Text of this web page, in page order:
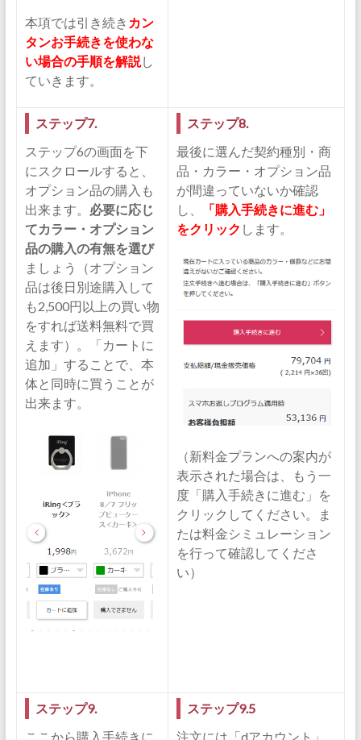
本項では引き続き カン
タンお手続きを使わな
い場合の手順を解説し
ていきます。
ステップ7.
ステップ6の画面を下
にスクロールすると、
オプション品の購入も
出来ます。 必要に応じ
てカラー・オプション
品の購入の有無を選び
ましょう（オプション
品は後日別途購入して
も2,500円以上の買い物
をすれば送料無料で買
えます）。「カートに
追加」することで、本
体と同時に買うことが
出来ます。
ステップ8.
最後に選んだ契約種別・商
品・カラー・オプション品
が間違っていないか確認
し、
「購入手続きに進む」
をクリック します。
（新料金プランへの案内が
表示された場合は、もう一
度「購入手続きに進む」を
クリックしてください。ま
たは料金シミュレーション
を行って確認してくださ
い）
ステップ9.
ここから購入手続きに
ステップ9.5
注文には「dアカウント」